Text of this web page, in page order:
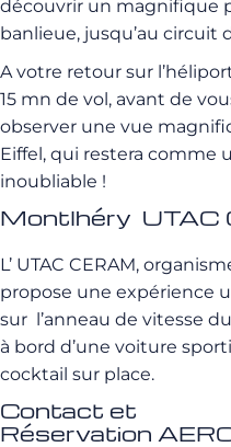
découvrir un magnifique
banlieue, jusqu’au circuit
A votre retour sur
15 mn de vol, avant de
observer une vue
Eiffel, qui restera comme
inoubliable !
Montlhéry UTAC
L’ UTAC CERAM,
propose une expérience
sur l’anneau de vitesse
à bord d’une voiture
cocktail sur place.
Contact et
Réservation